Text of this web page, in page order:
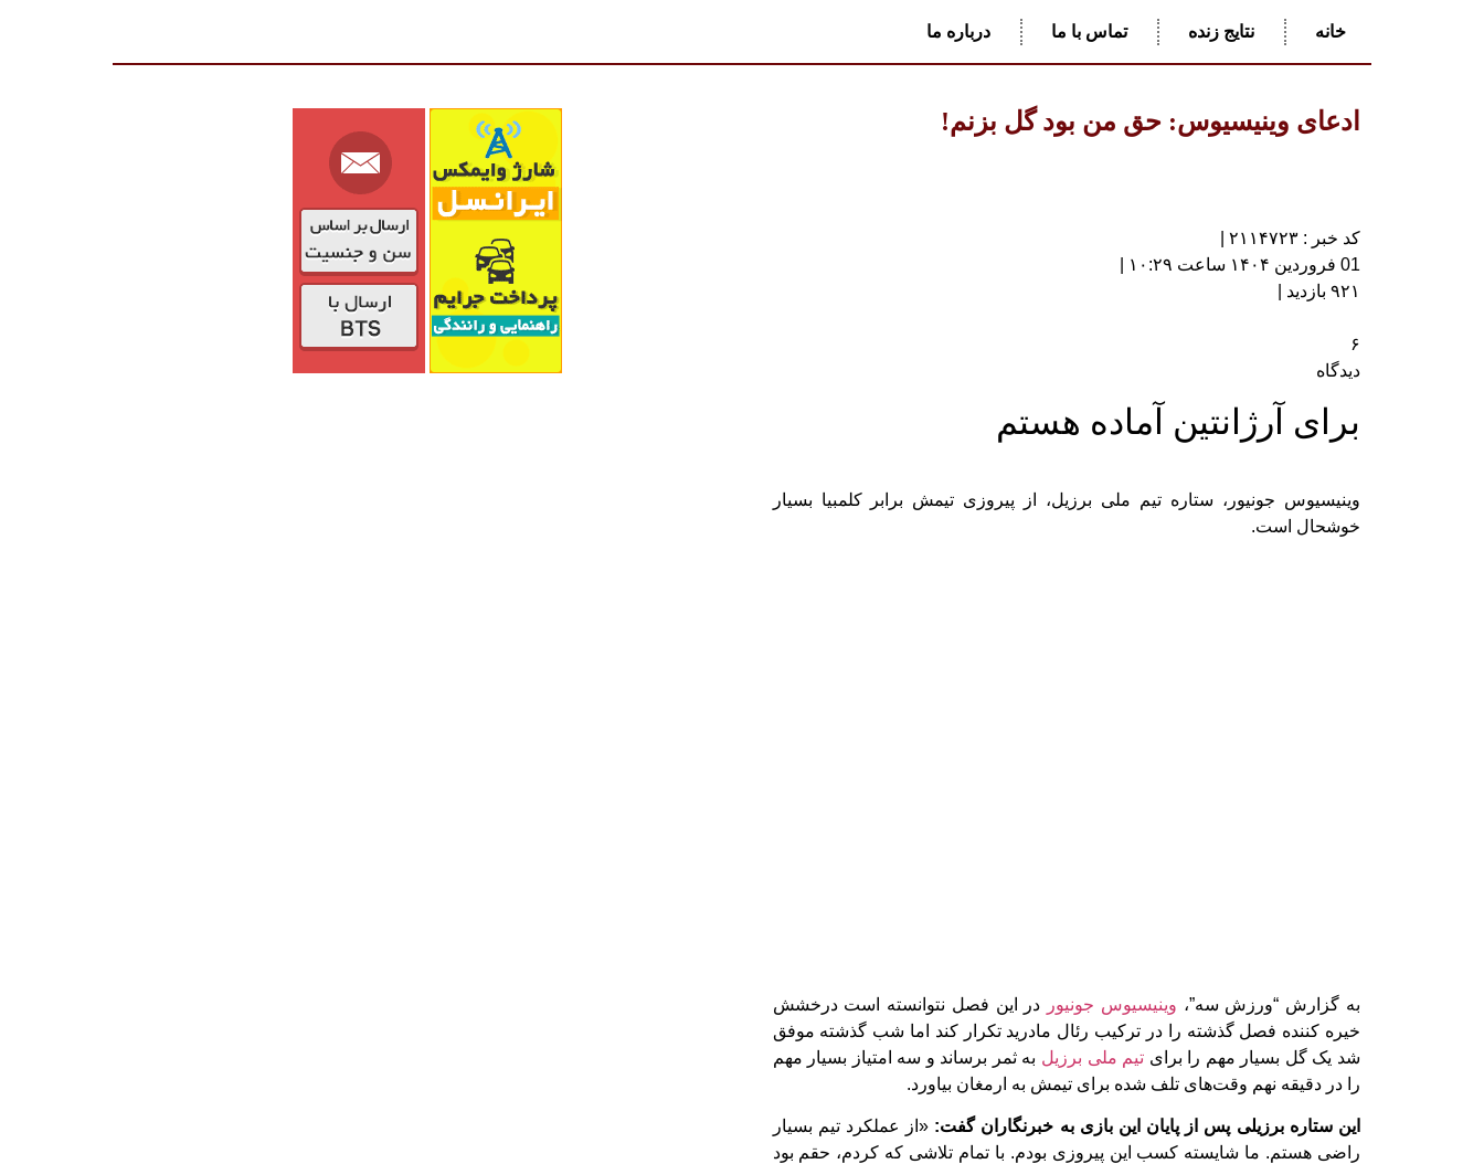
خانه نتایج زنده تماس با ما درباره ما
ادعای وینیسیوس: حق من بود گل بزنم!
کد خبر : ۲۱۱۴۷۲۳ |
01 فروردین ۱۴۰۴ ساعت ۱۰:۲۹ |
۹۲۱ بازدید |
۶
دیدگاه
برای آرژانتین آماده هستم
وینیسیوس جونیور، ستاره تیم ملی برزیل، از پیروزی تیمش برابر کلمبیا بسیار
خوشحال است.
به گزارش “ورزش سه”، وینیسیوس جونیور
در این فصل نتوانسته است درخشش
خیره کننده فصل گذشته را در ترکیب رئال مادرید تکرار کند اما شب گذشته موفق
شد یک گل بسیار مهم را برای تیم ملی برزیل به ثمر برساند و سه امتیاز بسیار مهم
را در دقیقه نهم وقت‌های تلف شده برای تیمش به ارمغان بیاورد.
این ستاره برزیلی پس از پایان این بازی به خبرنگاران گفت: «از عملکرد تیم بسیار
راضی هستم. ما شایسته کسب این پیروزی بودم. با تمام تلاشی که کردم، حقم بود